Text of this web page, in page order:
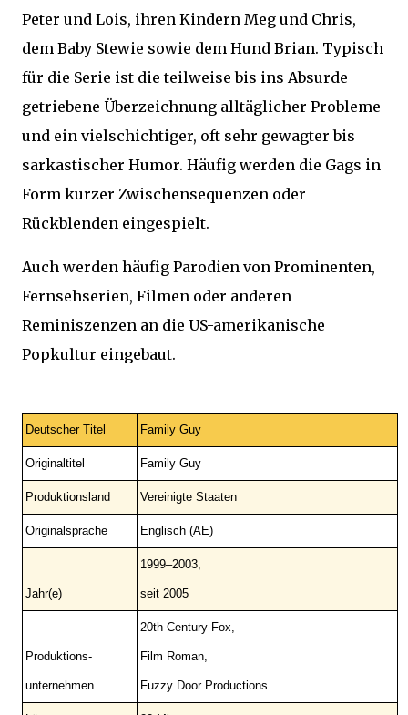
Peter und Lois, ihren Kindern Meg und Chris,
dem Baby Stewie sowie dem Hund Brian. Typisch
für die Serie ist die teilweise bis ins Absurde
getriebene Überzeichnung alltäglicher Probleme
und ein vielschichtiger, oft sehr gewagter bis
sarkastischer Humor. Häufig werden die Gags in
Form kurzer Zwischensequenzen oder
Rückblenden eingespielt.
Auch werden häufig Parodien von Prominenten,
Fernsehserien, Filmen oder anderen
Reminiszenzen an die US-amerikanische
Popkultur eingebaut.
Deutscher Titel Family Guy
Originaltitel Family Guy
Produktionsland Vereinigte Staaten
Originalsprache Englisch (AE)
Jahr(e)
1999–2003,
seit 2005
Produktions-
unternehmen
20th Century Fox,
Film Roman,
Fuzzy Door Productions